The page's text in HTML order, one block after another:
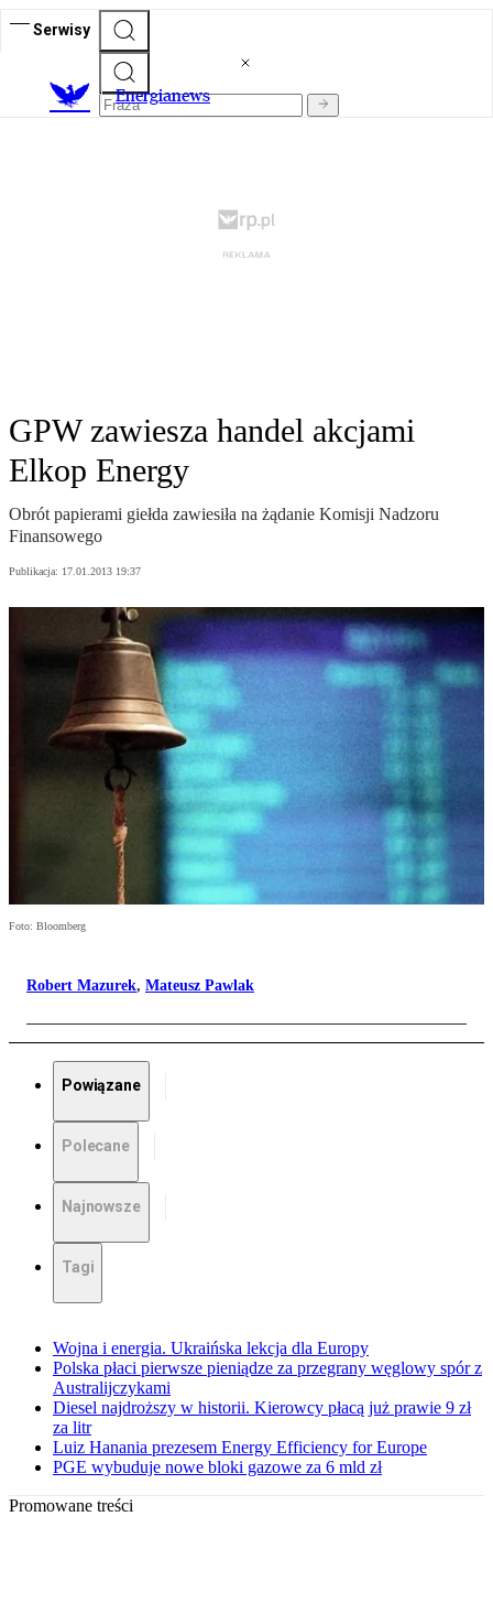
Serwisy
Energianews
GPW zawiesza handel akcjami
Elkop Energy
Obrót papierami giełda zawiesiła na żądanie Komisji Nadzoru
Finansowego
Publikacja: 17.01.2013 19:37
Foto: Bloomberg
Robert Mazurek, Mateusz Pawlak
Powiązane
Polecane
Najnowsze
Tagi
Wojna i energia. Ukraińska lekcja dla Europy
Polska płaci pierwsze pieniądze za przegrany węglowy spór z
Australijczykami
Diesel najdroższy w historii. Kierowcy płacą już prawie 9 zł
za litr
Luiz Hanania prezesem Energy Efficiency for Europe
PGE wybuduje nowe bloki gazowe za 6 mld zł
Promowane treści